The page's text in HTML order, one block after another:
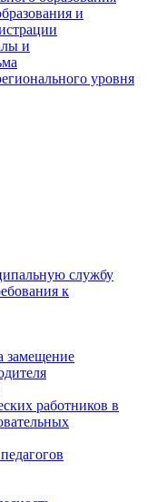
и
и
уровня
службу
к
замещение
работников в